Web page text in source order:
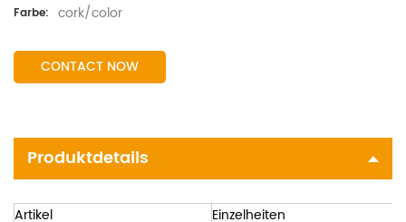
Farbe: cork/color
CONTACT NOW
Produktdetails
Artikel
Einzelheiten